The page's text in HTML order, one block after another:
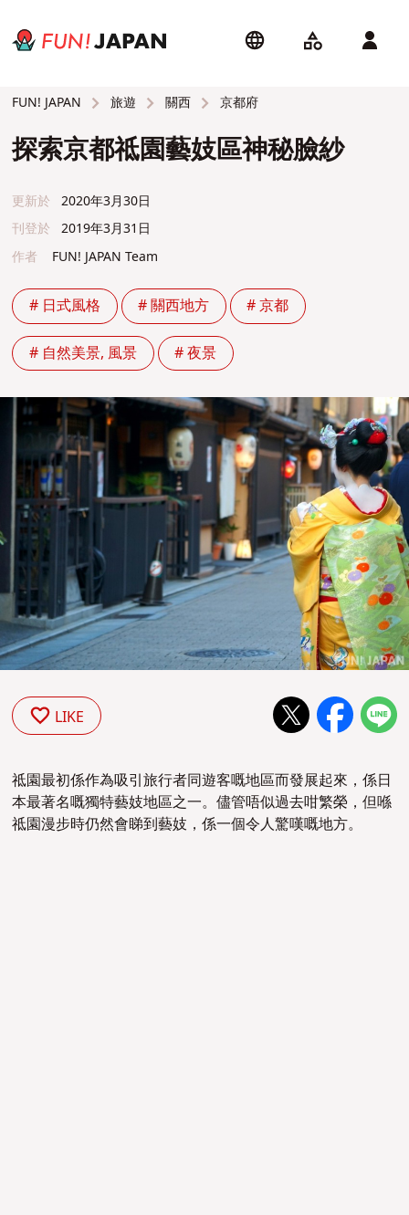
FUN! JAPAN 旅遊 關西 京都府
探索京都祗園藝妓區神秘臉紗
更新於
2020年3月30日
刊登於
2019年3月31日
作者
FUN! JAPAN Team
# 日式風格 # 關西地方 # 京都
# 自然美景, 風景 # 夜景
LIKE
祗園最初係作為吸引旅行者同遊客嘅地區而發展起來，係日
本最著名嘅獨特藝妓地區之一。儘管唔似過去咁繁榮，但喺
祗園漫步時仍然會睇到藝妓，係一個令人驚嘆嘅地方。